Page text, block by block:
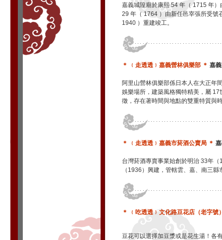
嘉義城隍廟於康熙 54 年（ 1715 年
29 年（ 1764 ）由新任邑宰張所受號
1940 ）重建竣工。
＊ ﹛走透透﹜嘉義營林俱樂部 ＊ 嘉
阿里山營林俱樂部係日本人在大正年
娛樂場所，建築風格獨特精美，屬
徵，存在著時間與地點的雙重特質與
＊ ﹛走透透﹜嘉義市菸酒公賣局 ＊
台灣菸酒專賣事業始創於明治 33年
（1936）興建，管轄雲、嘉、南三
＊ ﹛吃透透﹜文化路豆花店（老字號
豆花可以選擇加豆漿或是花生湯！各